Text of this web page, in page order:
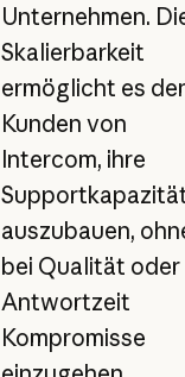
Unternehmen.
Skalierbarkeit
ermöglicht es
Kunden von
Intercom, ihre
auszubauen,
bei Qualität oder
Antwortzeit
Kompromisse